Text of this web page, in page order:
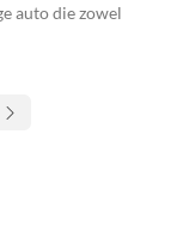
auto die zowel